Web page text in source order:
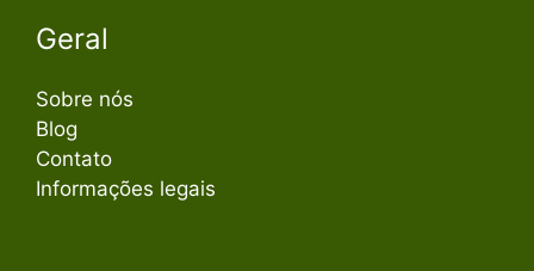
Geral
Sobre nós
Blog
Contato
Informações legais